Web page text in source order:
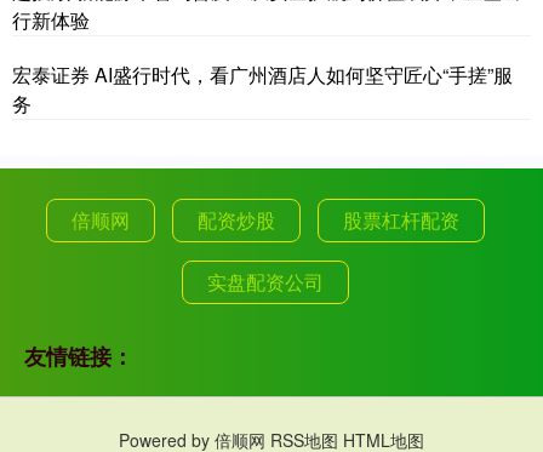
行新体验
宏泰证券 AI盛行时代，看广州酒店人如何坚守匠心“手搓”服
务
倍顺网 配资炒股 股票杠杆配资
实盘配资公司
友情链接：
Powered by 倍顺网 RSS地图 HTML地图